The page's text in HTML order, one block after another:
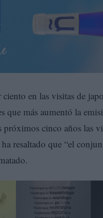
en las visitas de
que más aumentó la
cinco años las
resaltado que “el